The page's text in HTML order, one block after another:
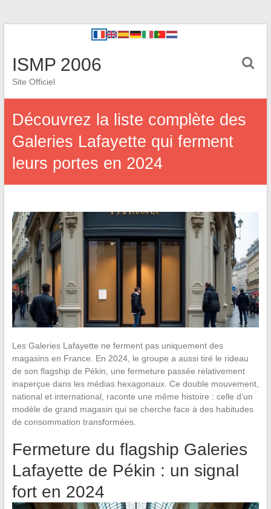
ISMP 2006
Site Officiel
Découvrez la liste complète des
Galeries Lafayette qui ferment
leurs portes en 2024
Les Galeries Lafayette ne ferment pas uniquement des
magasins en France. En 2024, le groupe a aussi tiré le rideau
de son flagship de Pékin, une fermeture passée relativement
inaperçue dans les médias hexagonaux. Ce double mouvement,
national et international, raconte une même histoire : celle d’un
modèle de grand magasin qui se cherche face à des habitudes
de consommation transformées.
Fermeture du flagship Galeries
Lafayette de Pékin : un signal
fort en 2024